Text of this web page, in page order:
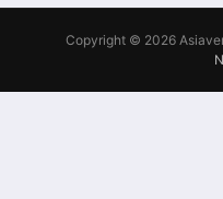
Copyright © 2026